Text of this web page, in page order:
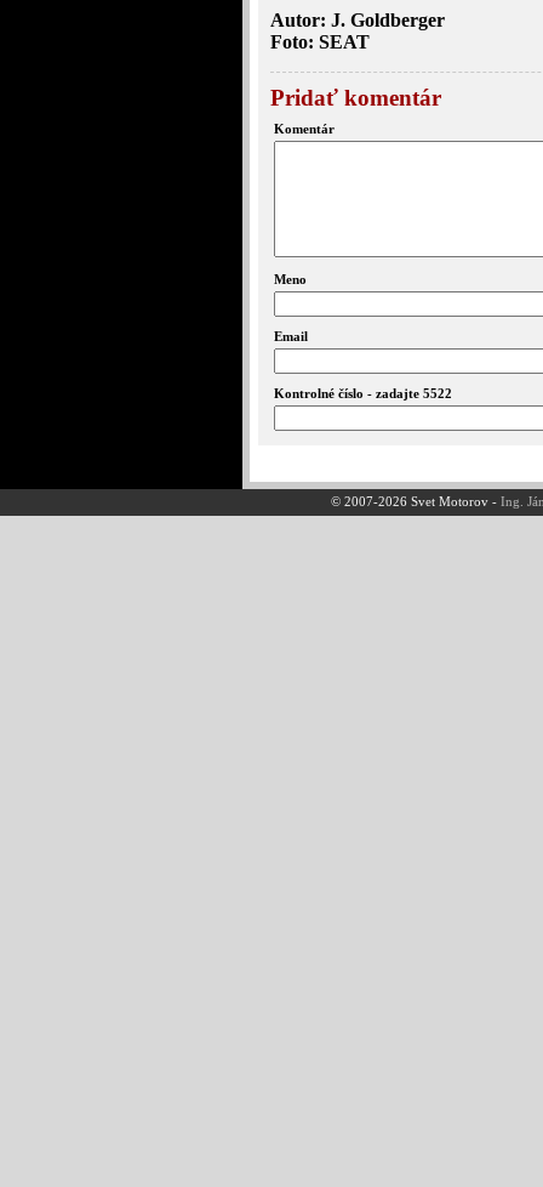
Autor: J. Goldberger
Foto: SEAT
Pridať komentár
Komentár
Meno
Email
Kontrolné číslo - zadajte 5522
© 2007-2026 Svet Motorov -Ing.